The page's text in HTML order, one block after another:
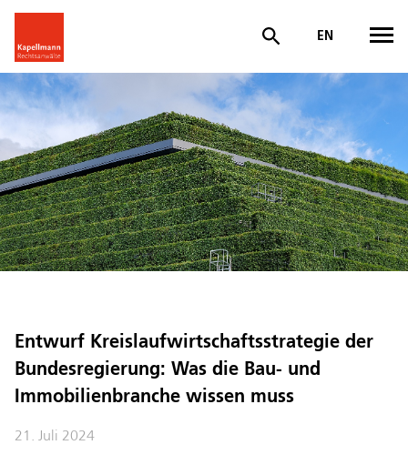
EN
Entwurf Kreislaufwirtschaftsstrategie der
Bundesregierung: Was die Bau- und
Immobilienbranche wissen muss
21. Juli 2024